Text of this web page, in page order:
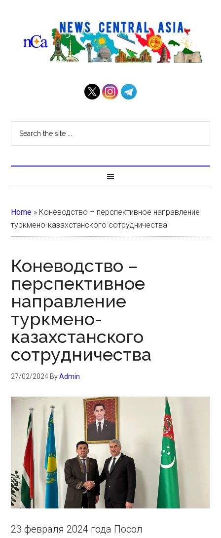
Home » Коневодство – перспективное направление
туркмено-казахстанского сотрудничества
Коневодство –
перспективное
направление
туркмено-
казахстанского
сотрудничества
27/02/2024 ByAdmin
23 февраля 2024 года Посол